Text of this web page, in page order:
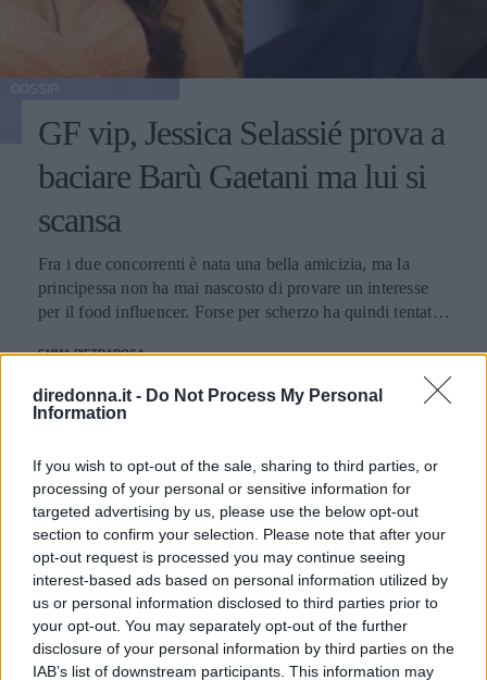
diredonna.it - Do Not Process My Personal
Information
If you wish to opt-out of the sale, sharing to third parties, or
processing of your personal or sensitive information for
targeted advertising by us, please use the below opt-out
section to confirm your selection. Please note that after your
opt-out request is processed you may continue seeing
interest-based ads based on personal information utilized by
us or personal information disclosed to third parties prior to
your opt-out. You may separately opt-out of the further
disclosure of your personal information by third parties on the
IAB’s list of downstream participants. This information may
GF vip, Jessica Selassié prova a
baciare Barù Gaetani ma lui si
scansa
Fra i due concorrenti è nata una bella amicizia, ma la
principessa non ha mai nascosto di provare un interesse
per il food influencer. Forse per scherzo ha quindi tentato
EMMA PIETRAROSA